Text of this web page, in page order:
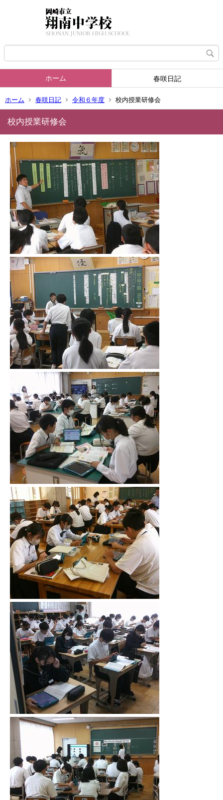
ホーム 春咲日記
ホーム 春咲日記 令和６年度 校内授業研修会
校内授業研修会